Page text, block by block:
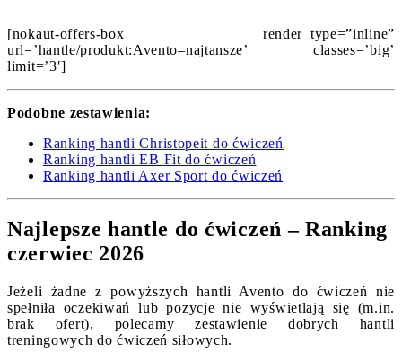
[nokaut-offers-box render_type=”inline”
url=’hantle/produkt:Avento–najtansze’ classes=’big’
limit=’3′]
Podobne zestawienia:
Ranking hantli Christopeit do ćwiczeń
Ranking hantli EB Fit do ćwiczeń
Ranking hantli Axer Sport do ćwiczeń
Najlepsze hantle do ćwiczeń – Ranking
czerwiec 2026
Jeżeli żadne z powyższych hantli Avento do ćwiczeń nie
spełniła oczekiwań lub pozycje nie wyświetlają się (m.in.
brak ofert), polecamy zestawienie dobrych hantli
treningowych do ćwiczeń siłowych.